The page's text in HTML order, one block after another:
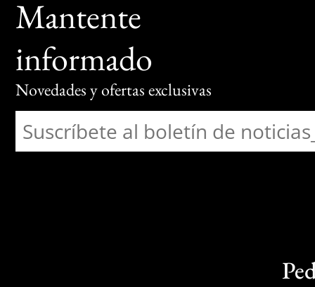
Mantente
informado
Novedades y ofertas exclusivas